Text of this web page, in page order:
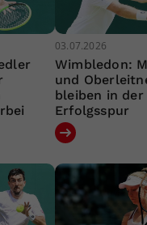
03.07.2026
Wimbledon:
und
bleiben in der
Erfolgsspur